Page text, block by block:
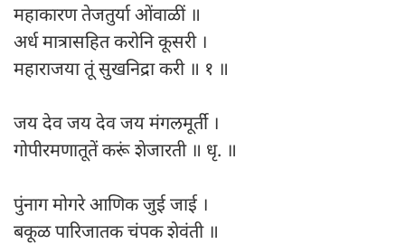
महाकारण तेजतुर्या ओंवाळीं ॥
अर्ध मात्रासहित करोनि कूसरी ।
महाराजया तूं सुखनिद्रा करी ॥ १ ॥
जय देव जय देव जय मंगलमूर्ती ।
गोपीरमणातूतें करूं शेजारती ॥ धृ. ॥
पुंनाग मोगरे आणिक जुई जाई ।
बकूळ पारिजातक चंपक शेवंती ॥